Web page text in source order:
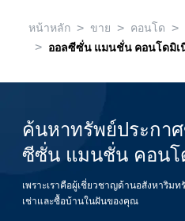
หน้าหลัก > ขาย > คอนโด >
> ออลซีซั่น แมนชั่น คอนโดมิเ
ค้นหาทรัพย์ประกา
ซีซั่น แมนชั่น คอนโ
เพราะเราคือผู้เชี่ยวชาญด้านอสังหาริม
เช่าและซื้อบ้านในฝันของคุณ